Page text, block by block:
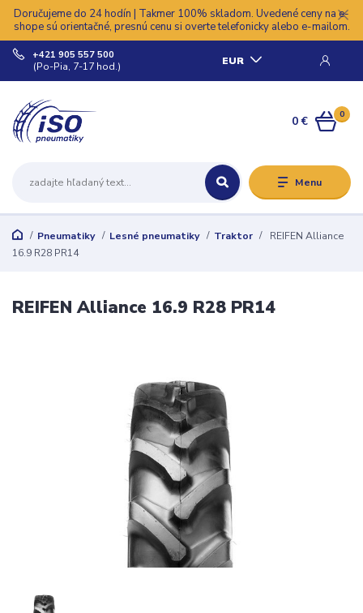
Doručujeme do 24 hodín | Takmer 100% skladom. Uvedené ceny na e-
shope sú orientačné, presnú cenu si overte telefonicky alebo e-mailom.
Menu
EUR
+421 905 557 500
(Po-Pia, 7-17 hod.)
0
0 €
Pneumatiky Lesné pneumatiky Traktor
REIFEN Alliance
16.9 R28 PR14
REIFEN Alliance 16.9 R28 PR14